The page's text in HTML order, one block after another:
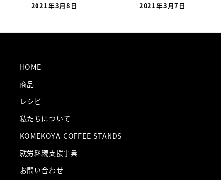
2021年3月8日 2021年3月7日
HOME
商品
レシピ
私たちについて
KOMEKOYA COFFEE STANDS
就労継続支援事業
お問い合わせ